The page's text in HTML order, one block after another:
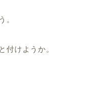
。
けようか。